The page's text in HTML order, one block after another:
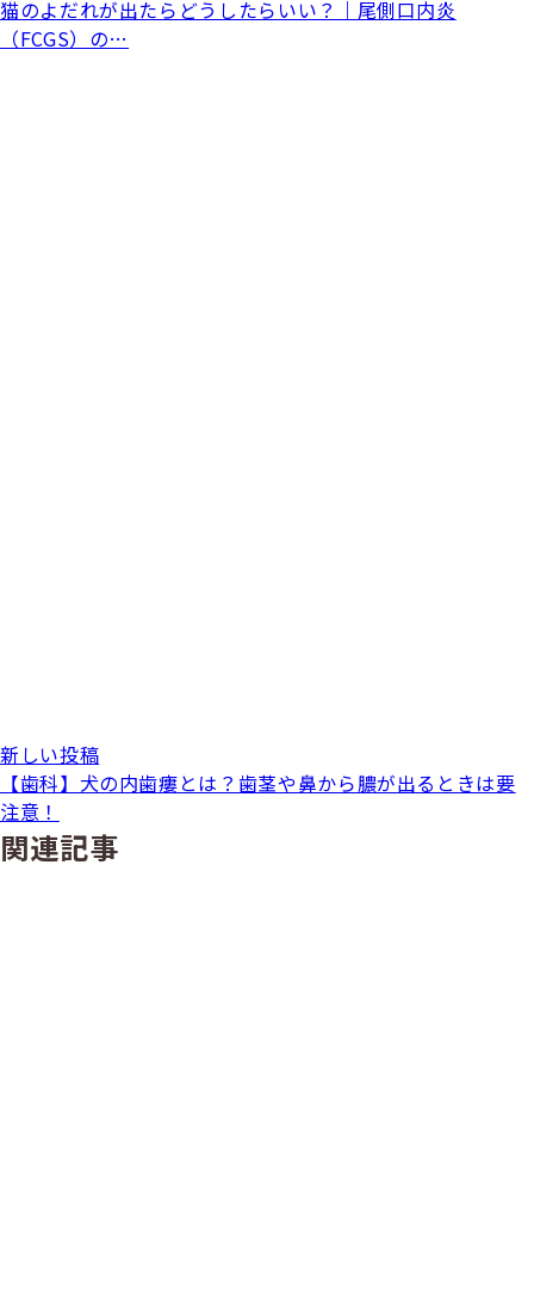
猫のよだれが出たらどうしたらいい？｜尾側口内炎
（FCGS）の…
新しい投稿
【歯科】犬の内歯瘻とは？歯茎や鼻から膿が出るときは要
注意！
関連記事